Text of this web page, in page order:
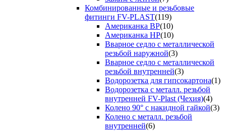
Комбинированные и резьбовые
фитинги FV-PLAST(119)
Американка ВР(10)
Американка НР(10)
Вварное седло с металлической
резьбой наружной(3)
Вварное седло с металлической
резьбой внутренней(3)
Водорозетка для гипсокартона(1)
Водорозетка с металл. резьбой
внутренней FV-Plast (Чехия)(4)
Колено 90° с накидной гайкой(3)
Колено с металл. резьбой
внутренней(6)